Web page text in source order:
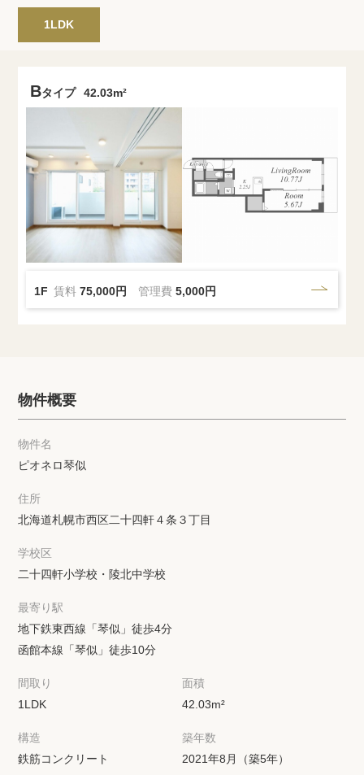
商標について
1LDK
Bタイプ 42.03m²
1F 賃料75,000円 管理費5,000円
物件概要
物件名
ピオネロ琴似
住所
北海道札幌市西区二十四軒４条３丁目
学校区
二十四軒小学校・陵北中学校
最寄り駅
地下鉄東西線「琴似」徒歩4分
函館本線「琴似」徒歩10分
間取り
1LDK
面積
42.03m²
構造
鉄筋コンクリート
築年数
2021年8月（築5年）